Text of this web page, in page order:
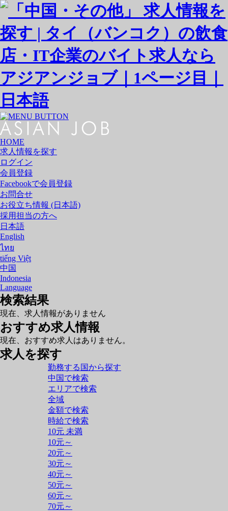
日本語
HOME
求人情報を探す
ログイン
会員登録
Facebookで会員登録
お問合せ
お役立ち情報 (日本語)
採用担当の方へ
日本語
English
ไทย
tiếng Việt
中国
Indonesia
Language
検索結果
現在、求人情報がありません
おすすめ求人情報
現在、おすすめ求人はありません。
求人を探す
勤務する国から探す
中国で検索
エリアで検索
全域
金額で検索
時給で検索
10元 未満
10元～
20元～
30元～
40元～
50元～
60元～
70元～